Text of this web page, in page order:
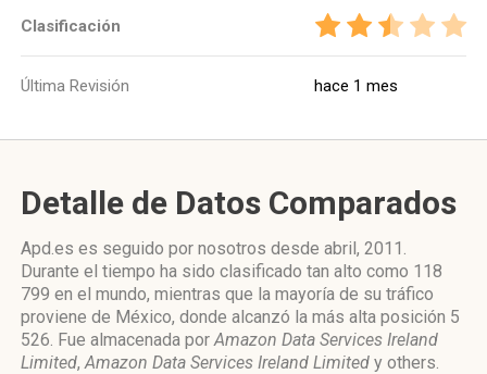
Clasificación
Última Revisión hace 1 mes
Detalle de Datos Comparados
Apd.es es seguido por nosotros desde abril, 2011.
Durante el tiempo ha sido clasificado tan alto como 118
799 en el mundo, mientras que la mayoría de su tráfico
proviene de México, donde alcanzó la más alta posición 5
526. Fue almacenada porAmazon Data Services Ireland
Limited,Amazon Data Services Ireland Limited y others.